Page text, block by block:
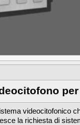
videocitofonico
la richiesta di